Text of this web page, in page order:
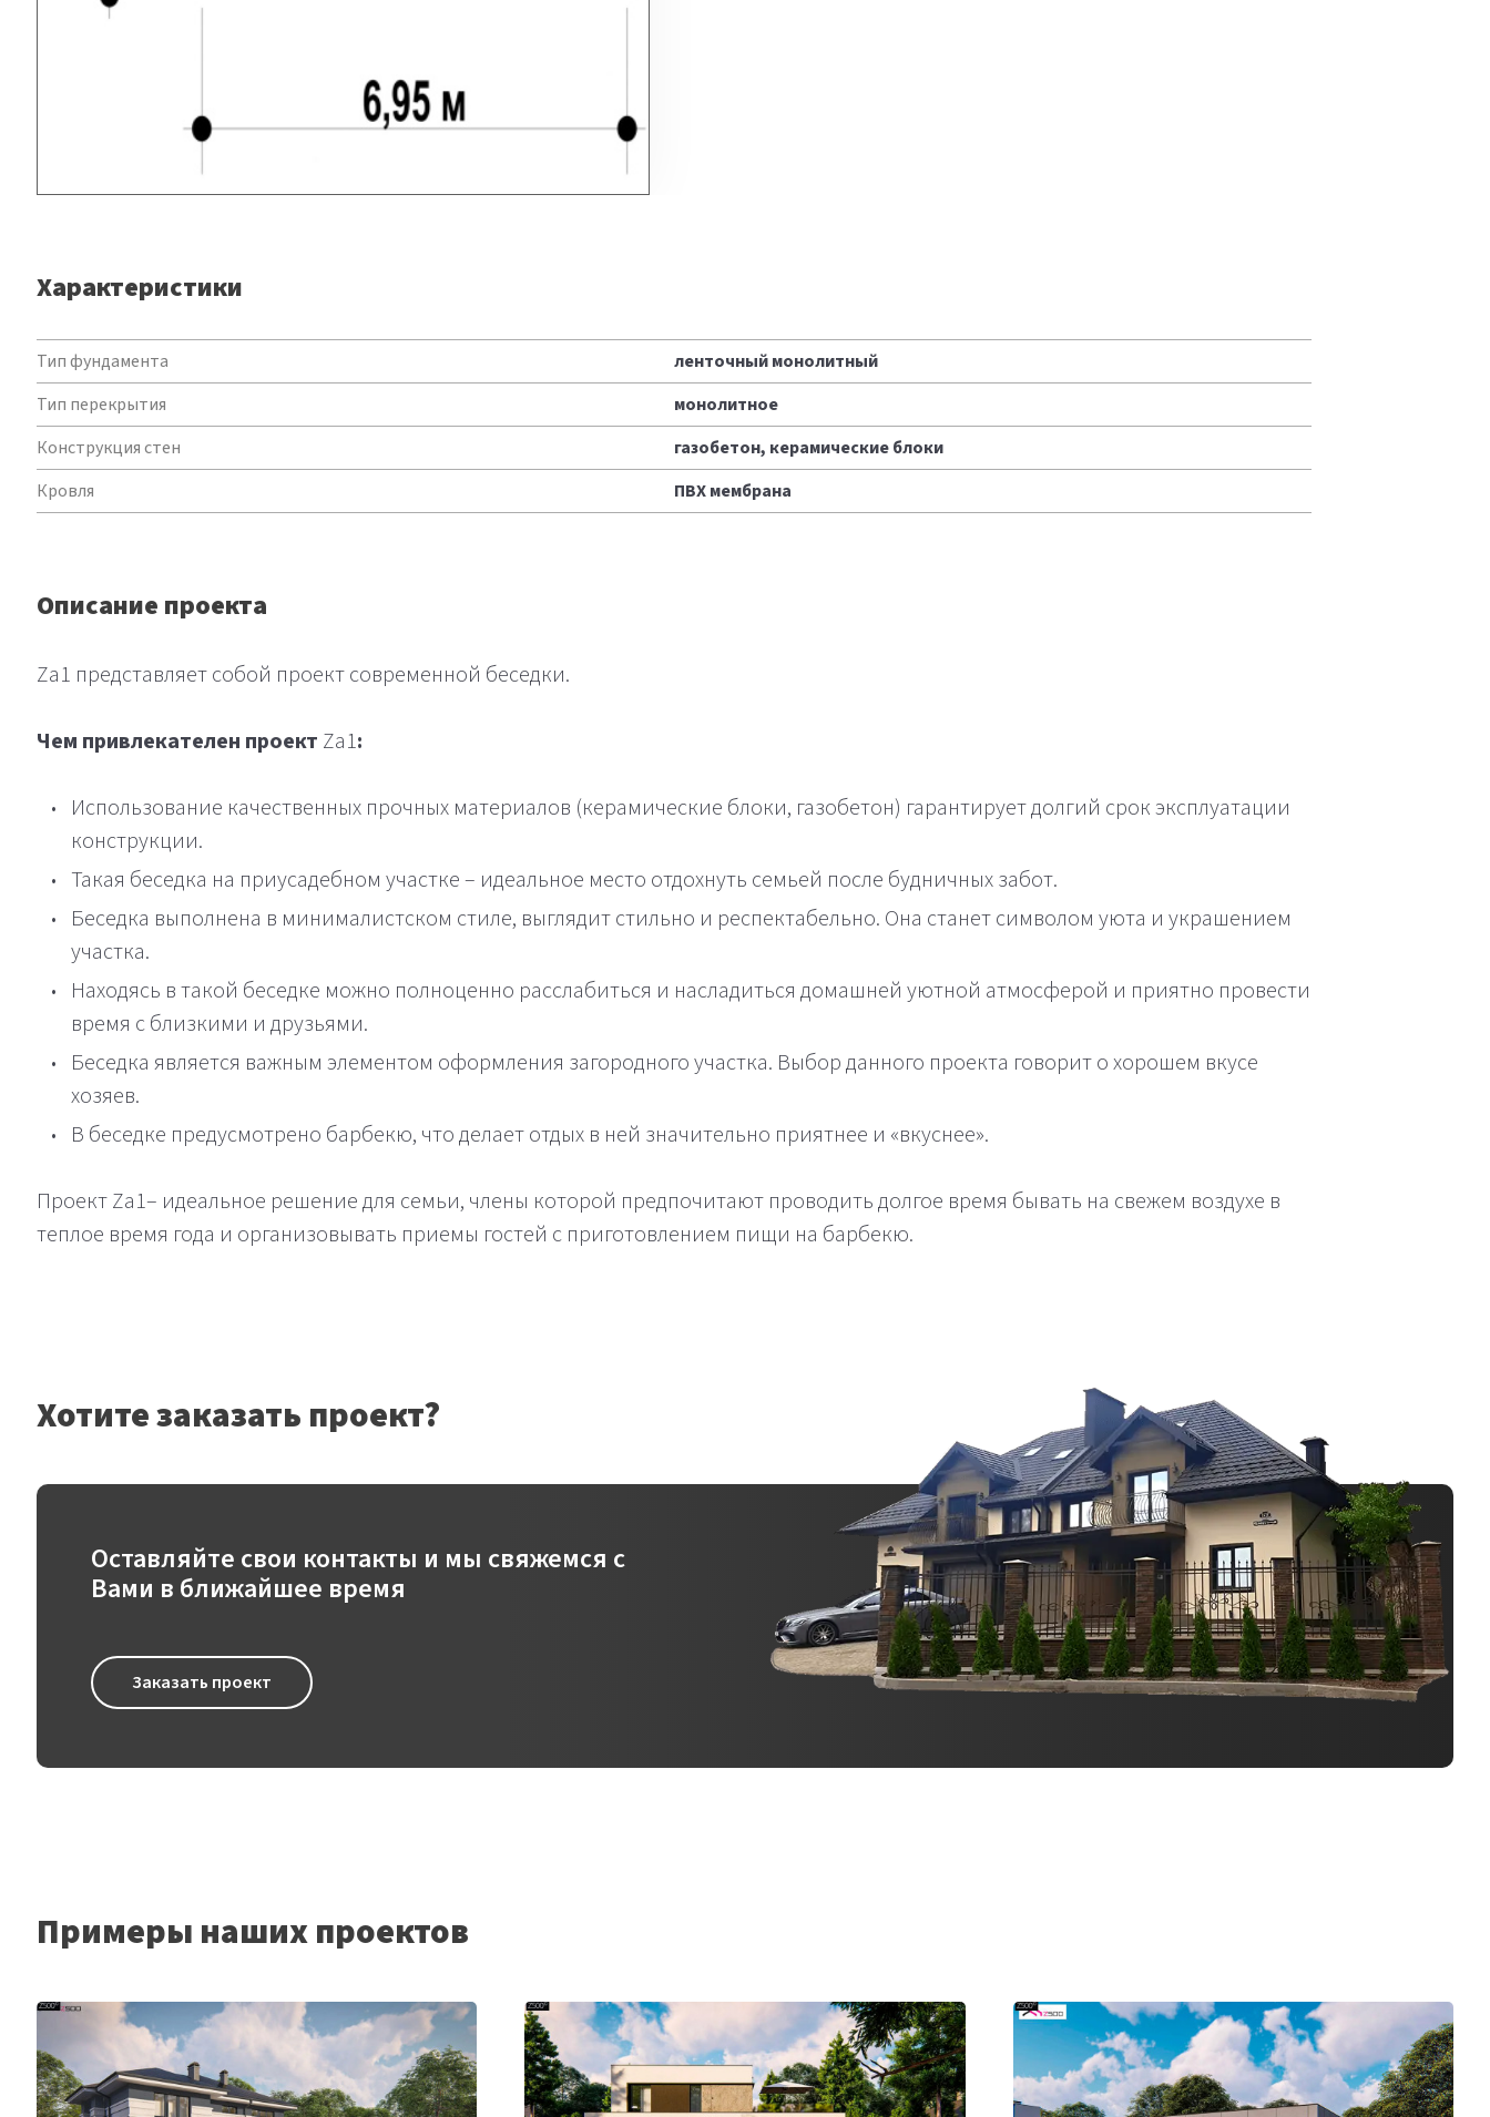
Характеристики
Характеристики
Тип фундамента
ленточный монолитный
Тип перекрытия
монолитное
Конструкция стен
газобетон, керамические блоки
Кровля
ПВХ мембрана
Описание проекта
Za1 представляет собой проект современной беседки.
Чем привлекателен проект Za1:
Использование качественных прочных материалов (керамические блоки, газобетон) гарантирует долгий срок эксплуатации
конструкции.
Такая беседка на приусадебном участке – идеальное место отдохнуть семьей после будничных забот.
Беседка выполнена в минималистском стиле, выглядит стильно и респектабельно. Она станет символом уюта и украшением
участка.
Находясь в такой беседке можно полноценно расслабиться и насладиться домашней уютной атмосферой и приятно провести
время с близкими и друзьями.
Беседка является важным элементом оформления загородного участка. Выбор данного проекта говорит о хорошем вкусе
хозяев.
В беседке предусмотрено барбекю, что делает отдых в ней значительно приятнее и «вкуснее».
Проект Za1– идеальное решение для семьи, члены которой предпочитают проводить долгое время бывать на свежем воздухе в
теплое время года и организовывать приемы гостей с приготовлением пищи на барбекю.
Хотите заказать проект?
Оставляйте свои контакты и мы свяжемся с
Вами в ближайшее время
Заказать проект
Примеры наших проектов